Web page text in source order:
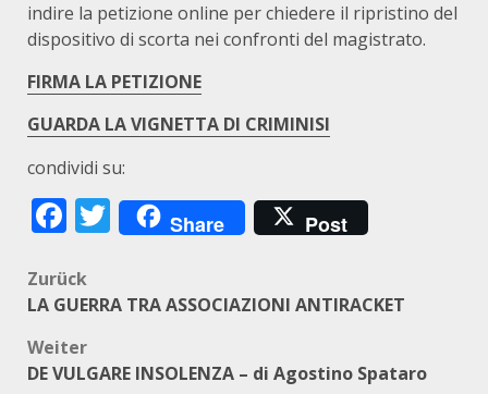
indire la petizione online per chiedere il ripristino del
dispositivo di scorta nei confronti del magistrato.
FIRMA LA PETIZIONE
GUARDA LA VIGNETTA DI CRIMINISI
condividi su:
Facebook
Twitter
Share Post
Beitragsnavigation
Zurück
LA GUERRA TRA ASSOCIAZIONI ANTIRACKET
Weiter
DE VULGARE INSOLENZA – di Agostino Spataro